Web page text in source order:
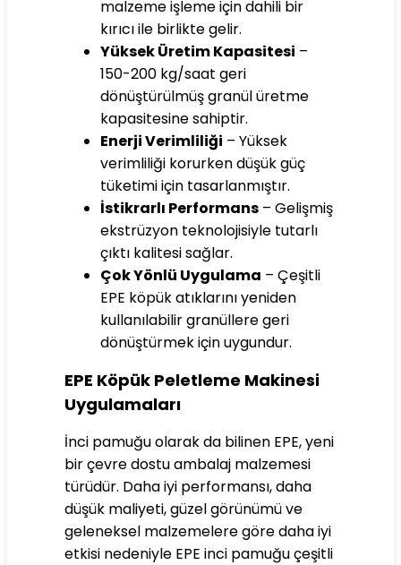
malzeme işleme için dahili bir
kırıcı ile birlikte gelir.
Yüksek Üretim Kapasitesi –
150-200 kg/saat geri
dönüştürülmüş granül üretme
kapasitesine sahiptir.
Enerji Verimliliği – Yüksek
verimliliği korurken düşük güç
tüketimi için tasarlanmıştır.
İstikrarlı Performans – Gelişmiş
ekstrüzyon teknolojisiyle tutarlı
çıktı kalitesi sağlar.
Çok Yönlü Uygulama – Çeşitli
EPE köpük atıklarını yeniden
kullanılabilir granüllere geri
dönüştürmek için uygundur.
EPE Köpük Peletleme Makinesi
Uygulamaları
İnci pamuğu olarak da bilinen EPE, yeni
bir çevre dostu ambalaj malzemesi
türüdür. Daha iyi performansı, daha
düşük maliyeti, güzel görünümü ve
geleneksel malzemelere göre daha iyi
etkisi nedeniyle EPE inci pamuğu çeşitli